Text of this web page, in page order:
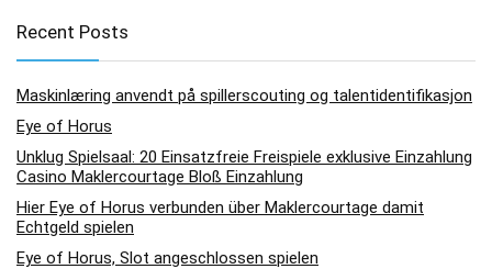
Recent Posts
Maskinlæring anvendt på spillerscouting og talentidentifikasjon
Eye of Horus
Unklug Spielsaal: 20 Einsatzfreie Freispiele exklusive Einzahlung
Casino Maklercourtage Bloß Einzahlung
Hier Eye of Horus verbunden über Maklercourtage damit
Echtgeld spielen
Eye of Horus, Slot angeschlossen spielen